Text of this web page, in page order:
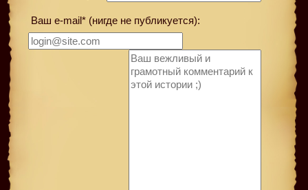
Ваш e-mail* (нигде не публикуется):